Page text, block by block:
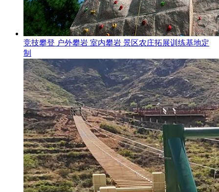
竞技攀登 户外攀岩 室内攀岩 景区农庄拓展训练基地定
制